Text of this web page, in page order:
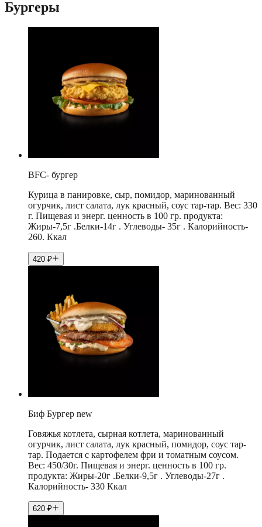
Бургеры
BFC- бургер
Курица в панировке, сыр, помидор, маринованный
огурчик, лист салата, лук красный, соус тар-тар. Вес: 330
г. Пищевая и энерг. ценность в 100 гр. продукта:
Жиры-7,5г .Белки-14г . Углеводы- 35г . Калорийность-
260. Ккал
420 ₽
Биф Бургер new
Говяжья котлета, сырная котлета, маринованный
огурчик, лист салата, лук красный, помидор, соус тар-
тар. Подается с картофелем фри и томатным соусом.
Вес: 450/30г. Пищевая и энерг. ценность в 100 гр.
продукта: Жиры-20г .Белки-9,5г . Углеводы-27г .
Калорийность- 330 Ккал
620 ₽